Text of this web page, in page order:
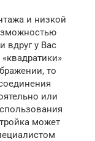
и низкой
вдруг у Вас
то
или
может